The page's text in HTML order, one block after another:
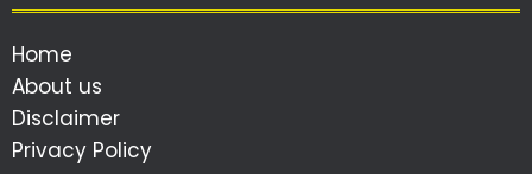
Home
About us
Disclaimer
Privacy Policy